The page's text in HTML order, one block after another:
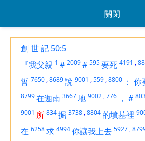
關閉
創 世 記 50:5
『我父親 1 # 2009# 595要死 4191 ,
誓 7650 ,8689說 9001 ,559 ,8800 ： 你
8799在迦南 3667地 9002 ,776 ， #
9001 所 834掘 3738 ,8804 的墳墓裡
在 6258求 4994你讓我上去 5927 ,